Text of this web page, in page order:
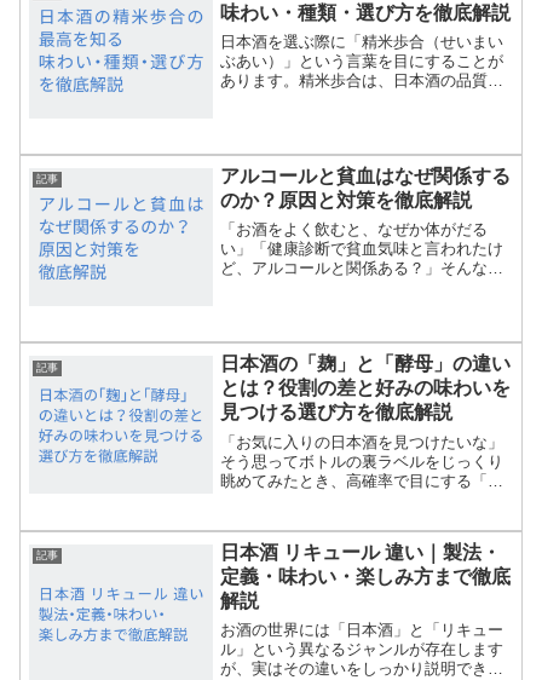
味わい・種類・選び方を徹底解説
日本酒を選ぶ際に「精米歩合（せいまい
ぶあい）」という言葉を目にすることが
あります。精米歩合は、日本酒の品質や
しょう。本記事では、「日本...
記事
アルコールと貧血はなぜ関係する
のか？原因と対策を徹底解説
「お酒をよく飲むと、なぜか体がだる
い」「健康診断で貧血気味と言われたけ
ど、アルコールと関係ある？」そんな疑
鉄分の吸収や赤血球の働きが...
記事
日本酒の「麹」と「酵母」の違い
とは？役割の差と好みの味わいを
見つける選び方を徹底解説
「お気に入りの日本酒を見つけたいな」
そう思ってボトルの裏ラベルをじっくり
眺めてみたとき、高確率で目にする「麹
て体に良さそうだけど、結局何が違う
の？」 「どっちが日本酒...
記事
日本酒 リキュール 違い｜製法・
定義・味わい・楽しみ方まで徹底
解説
お酒の世界には「日本酒」と「リキュー
ル」という異なるジャンルが存在します
が、実はその違いをしっかり説明できる